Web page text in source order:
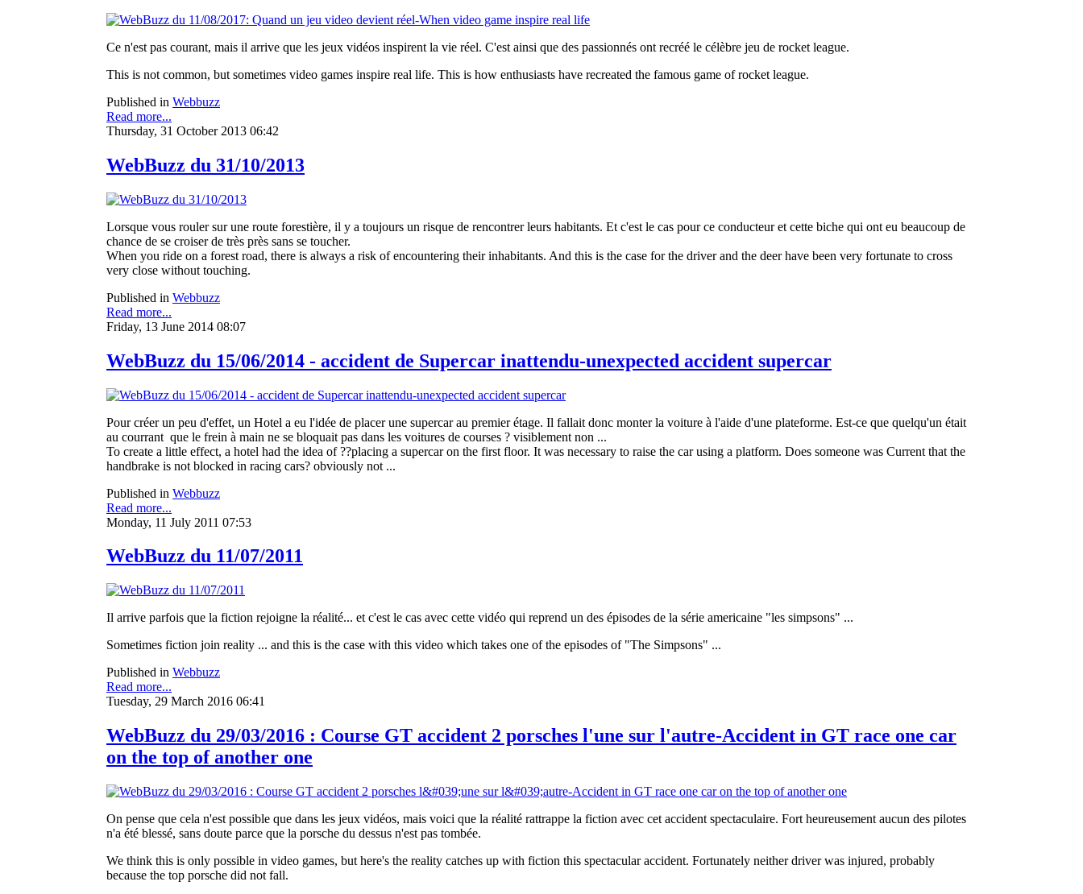
Ce n'est pas courant, mais il arrive que les jeux vidéos inspirent la vie réel. C'est ainsi que des passionnés ont recréé le célèbre jeu de rocket league.
This is not common, but sometimes video games inspire real life. This is how enthusiasts have recreated the famous game of rocket league.
Published in Webbuzz
Read more...
Thursday, 31 October 2013 06:42
WebBuzz du 31/10/2013
Lorsque vous rouler sur une route forestière, il y a toujours un risque de rencontrer leurs habitants. Et c'est le cas pour ce conducteur et cette biche qui ont eu beaucoup de
chance de se croiser de très près sans se toucher.
When you ride on a forest road, there is always a risk of encountering their inhabitants. And this is the case for the driver and the deer have been very fortunate to cross
very close without touching.
Published in Webbuzz
Read more...
Friday, 13 June 2014 08:07
WebBuzz du 15/06/2014 - accident de Supercar inattendu-unexpected accident supercar
Pour créer un peu d'effet, un Hotel a eu l'idée de placer une supercar au premier étage. Il fallait donc monter la voiture à l'aide d'une plateforme. Est-ce que quelqu'un était
au courrant que le frein à main ne se bloquait pas dans les voitures de courses ? visiblement non ...
To create a little effect, a hotel had the idea of ??placing a supercar on the first floor. It was necessary to raise the car using a platform. Does someone was Current that the
handbrake is not blocked in racing cars? obviously not ...
Published in Webbuzz
Read more...
Monday, 11 July 2011 07:53
WebBuzz du 11/07/2011
Il arrive parfois que la fiction rejoigne la réalité... et c'est le cas avec cette vidéo qui reprend un des épisodes de la série americaine "les simpsons" ...
Sometimes fiction join reality ... and this is the case with this video which takes one of the episodes of "The Simpsons" ...
Published in Webbuzz
Read more...
Tuesday, 29 March 2016 06:41
WebBuzz du 29/03/2016 : Course GT accident 2 porsches l'une sur l'autre-Accident in GT race one car
on the top of another one
On pense que cela n'est possible que dans les jeux vidéos, mais voici que la réalité rattrappe la fiction avec cet accident spectaculaire. Fort heureusement aucun des pilotes
n'a été blessé, sans doute parce que la porsche du dessus n'est pas tombée.
We think this is only possible in video games, but here's the reality catches up with fiction this spectacular accident. Fortunately neither driver was injured, probably
because the top porsche did not fall.